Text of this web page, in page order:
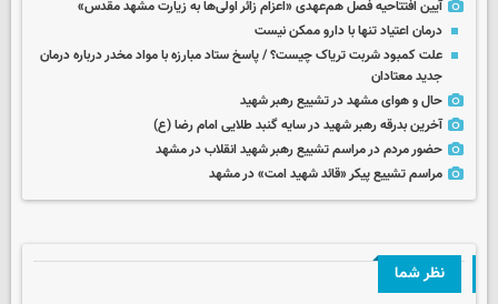
آیین افتتاحیه فصل هم‌عهدی «اعزام زائر اولی‌ها به زیارت مشهد مقدس»
درمان اعتیاد تنها با دارو ممکن نیست
علت کمبود شربت تریاک چیست؟ / پاسخ ستاد مبارزه با مواد مخدر درباره درمان
جدید معتادان
حال و هوای مشهد در تشییع رهبر شهید
آخرین بدرقه رهبر شهید در سایه گنبد طلایی امام رضا (ع)
حضور مردم در مراسم تشییع رهبر شهید انقلاب در مشهد
مراسم تشییع پیکر «قائد شهید امت» در مشهد
نظر شما